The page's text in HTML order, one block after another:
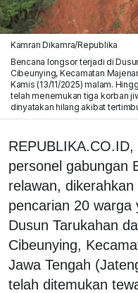
Kamran Dikamra/Republika
Bencana longsor terjadi di
Cibeunying, Kecamatan
Kamis (13/11/2025) malam.
telah menemukan tiga korban
dinyatakan hilang akibat
personel gabungan
relawan,
pencarian 20 warga
Dusun Tarukahan
Cibeunying,
Jawa Tengah
telah ditemukan